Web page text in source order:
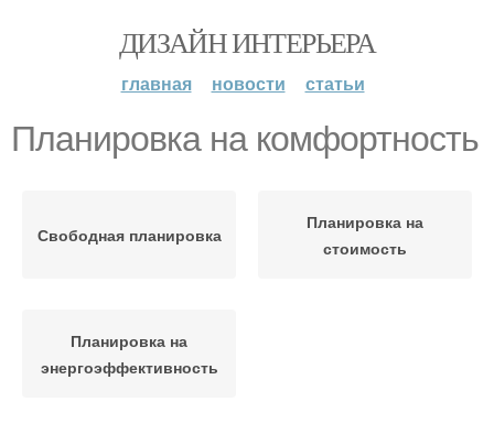
ДИЗАЙН ИНТЕРЬЕРА
главная новости статьи
Планировка на комфортность
Свободная планировка
Планировка на
стоимость
Планировка на
энергоэффективность